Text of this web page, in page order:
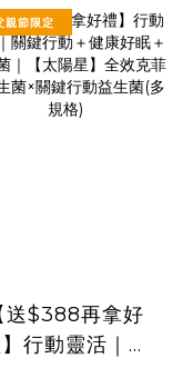
親節限定
送$388再拿好
行動靈活｜關